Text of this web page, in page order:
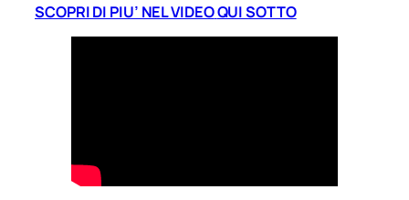
SCOPRI DI PIU’ NEL VIDEOQUI SOTTO